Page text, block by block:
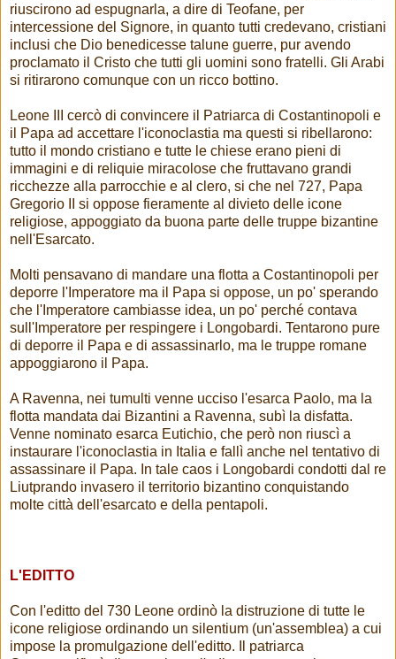
riuscirono ad espugnarla, a dire di Teofane, per
intercessione del Signore, in quanto tutti credevano, cristiani
inclusi che Dio benedicesse talune guerre, pur avendo
proclamato il Cristo che tutti gli uomini sono fratelli. Gli Arabi
si ritirarono comunque con un ricco bottino.
Leone III cercò di convincere il Patriarca di Costantinopoli e
il Papa ad accettare l'iconoclastia ma questi si ribellarono:
tutto il mondo cristiano e tutte le chiese erano pieni di
immagini e di reliquie miracolose che fruttavano grandi
ricchezze alla parrocchie e al clero, si che nel 727, Papa
Gregorio II si oppose fieramente al divieto delle icone
religiose, appoggiato da buona parte delle truppe bizantine
nell'Esarcato.
Molti pensavano di mandare una flotta a Costantinopoli per
deporre l'Imperatore ma il Papa si oppose, un po' sperando
che l'Imperatore cambiasse idea, un po' perché contava
sull'Imperatore per respingere i Longobardi. Tentarono pure
di deporre il Papa e di assassinarlo, ma le truppe romane
appoggiarono il Papa.
A Ravenna, nei tumulti venne ucciso l'esarca Paolo, ma la
flotta mandata dai Bizantini a Ravenna, subì la disfatta.
Venne nominato esarca Eutichio, che però non riuscì a
instaurare l'iconoclastia in Italia e fallì anche nel tentativo di
assassinare il Papa. In tale caos i Longobardi condotti dal re
Liutprando invasero il territorio bizantino conquistando
molte città dell'esarcato e della pentapoli.
L'EDITTO
Con l'editto del 730 Leone ordinò la distruzione di tutte le
icone religiose ordinando un silentium (un'assemblea) a cui
impose la promulgazione dell'editto. Il patriarca